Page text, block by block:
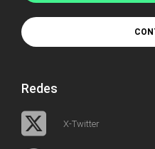
Redes
X-Twitter